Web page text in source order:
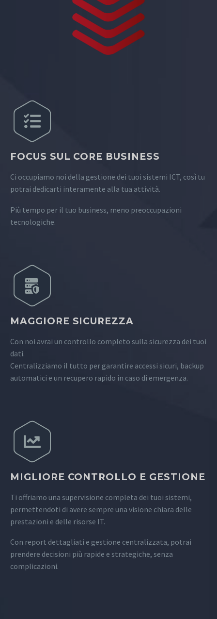
FOCUS SUL CORE BUSINESS
Ci occupiamo noi della gestione dei tuoi sistemi ICT, così tu
potrai dedicarti interamente alla tua attività.
Più tempo per il tuo business, meno preoccupazioni
tecnologiche.
MAGGIORE SICUREZZA
Con noi avrai un controllo completo sulla sicurezza dei tuoi
dati.
Centralizziamo il tutto per garantire accessi sicuri, backup
automatici e un recupero rapido in caso di emergenza.
MIGLIORE CONTROLLO E GESTIONE
Ti offriamo una supervisione completa dei tuoi sistemi,
permettendoti di avere sempre una visione chiara delle
prestazioni e delle risorse IT.
Con report dettagliati e gestione centralizzata, potrai
prendere decisioni più rapide e strategiche, senza
complicazioni.